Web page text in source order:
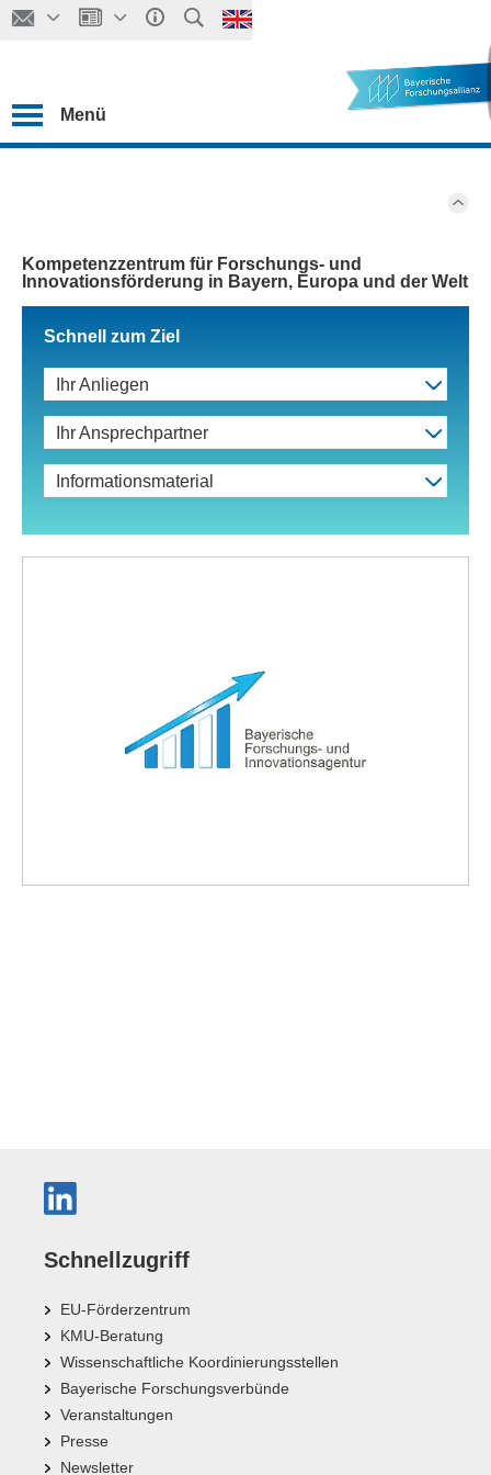
Menü
Kompetenzzentrum für Forschungs- und
Innovationsförderung in Bayern, Europa und der Welt
Schnell zum Ziel
Ihr Anliegen
Ihr Ansprechpartner
Informationsmaterial
Schnellzugriff
EU-Förderzentrum
KMU-Beratung
Wissenschaftliche Koordinierungsstellen
Bayerische Forschungsverbünde
Veranstaltungen
Presse
Newsletter